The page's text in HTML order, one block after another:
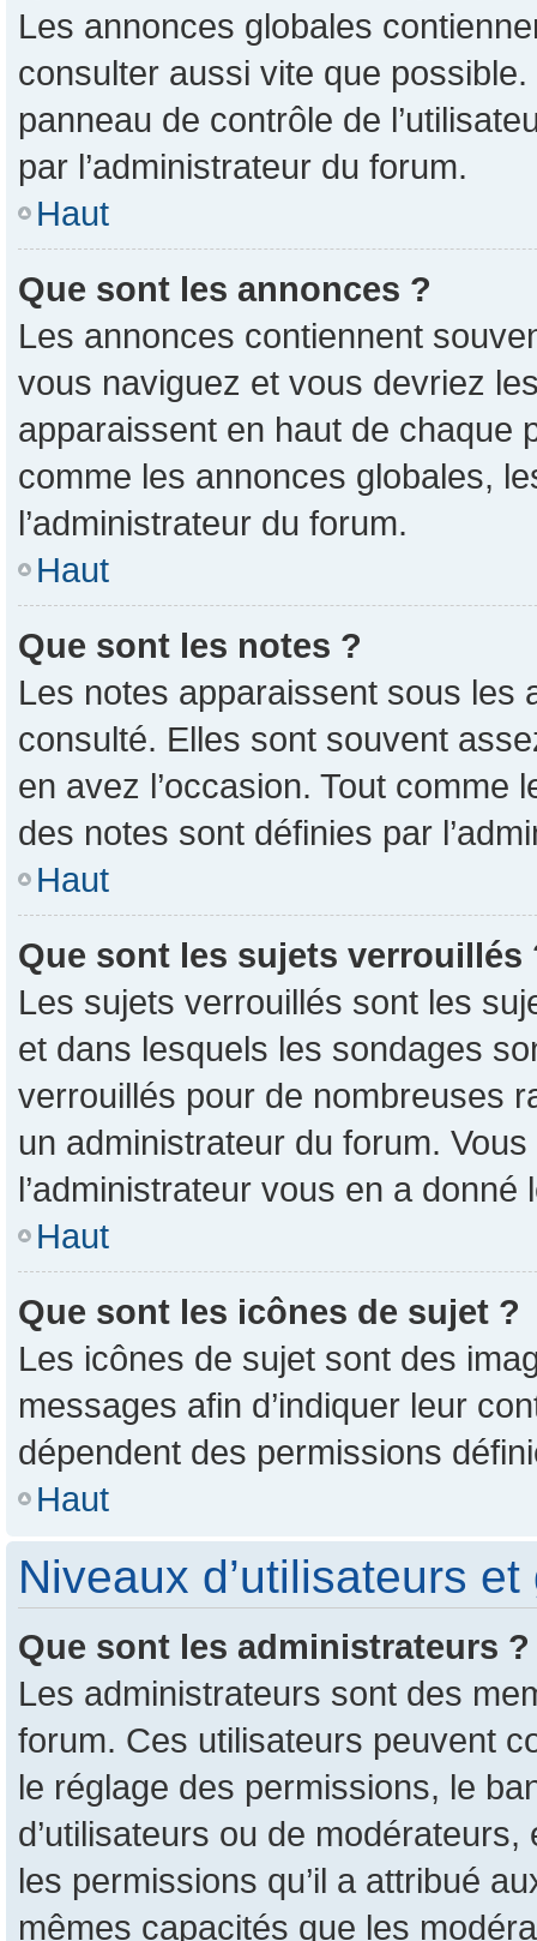
Les annonces globales
consulter aussi vite que
panneau de contrôle de
par l’administrateur du forum.
Haut
Que sont les annonces ?
Les annonces contiennent
vous naviguez et vous devriez
apparaissent en haut de chaque
comme les annonces globales,
l’administrateur du forum.
Haut
Que sont les notes ?
Les notes apparaissent sous les
consulté. Elles sont souvent
en avez l’occasion. Tout
des notes sont définies par
Haut
Que sont les sujets verrouillés
Les sujets verrouillés sont les
et dans lesquels les sondages
verrouillés pour de nombreuses
un administrateur du forum.
l’administrateur vous en a donné
Haut
Que sont les icônes de sujet ?
Les icônes de sujet sont des
messages afin d’indiquer leur
dépendent des permissions
Haut
Niveaux d’utilisateurs
Que sont les administrateurs ?
Les administrateurs sont des
forum. Ces utilisateurs peuvent
le réglage des permissions, le
d’utilisateurs ou de
les permissions qu’il a attribué
mêmes capacités que les